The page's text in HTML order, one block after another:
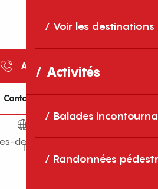
Voir les destinations
Activités
Balades
Randonnées
Appeler
Contactez-nous
de-france-sud.fr